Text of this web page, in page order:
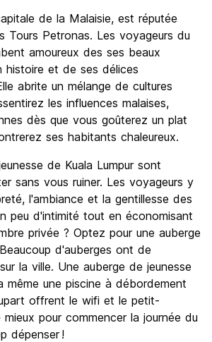
8.0
la fête
de la Malaisie, est réputée
Tours Petronas. Les voyageurs du
amoureux des ses beaux
histoire et de ses délices
abrite un mélange de cultures
les influences malaises,
dès que vous goûterez un plat
ses habitants chaleureux.
de Kuala Lumpur sont
sans vous ruiner. Les voyageurs y
l'ambiance et la gentillesse des
peu d'intimité tout en économisant
privée ? Optez pour une auberge
d'auberges ont de
la ville. Une auberge de jeunesse
même une piscine à débordement
offrent le wifi et le petit-
pour commencer la journée du
dépenser !